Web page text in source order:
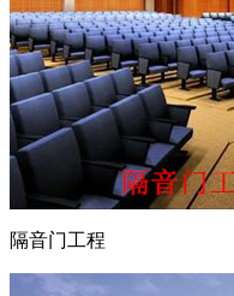
隔音门工程